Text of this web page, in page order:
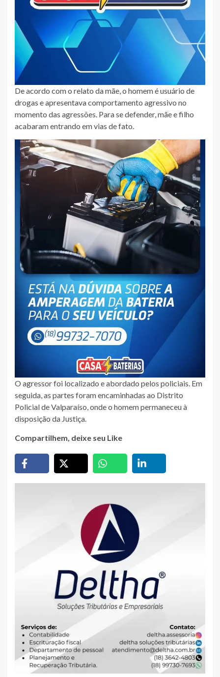
De acordo com o relato da mãe, o homem é usuário de
drogas e apresentava comportamento agressivo no
momento das agressões. Para se defender, mãe e filho
acabaram entrando em vias de fato.
O agressor foi localizado e abordado pelos policiais. Em
seguida, as partes foram encaminhadas ao Distrito
Policial de Valparaíso, onde o homem permaneceu à
disposição da Justiça.
Compartilhem, deixe seu Like